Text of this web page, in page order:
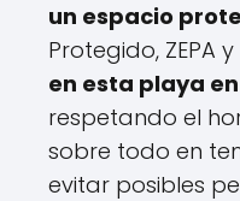
un espacio
Protegido, ZEPA
en esta playa
respetando el
sobre todo en
evitar posibles